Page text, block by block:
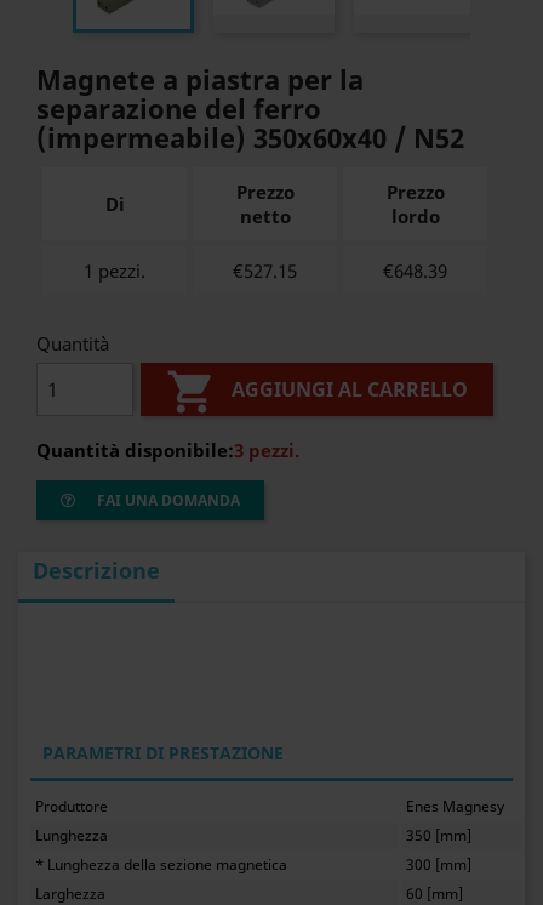
Magnete a piastra per la
separazione del ferro
(impermeabile) 350x60x40 / N52
Di
Prezzo
netto
Prezzo
lordo
1 pezzi. €527.15 €648.39
Quantità
 AGGIUNGI AL CARRELLO
Quantità disponibile:3 pezzi.
FAI UNA DOMANDA
Descrizione
PARAMETRI DI PRESTAZIONE
Produttore
Enes Magnesy
Lunghezza
350 [mm]
* Lunghezza della sezione magnetica
300 [mm]
Larghezza
60 [mm]